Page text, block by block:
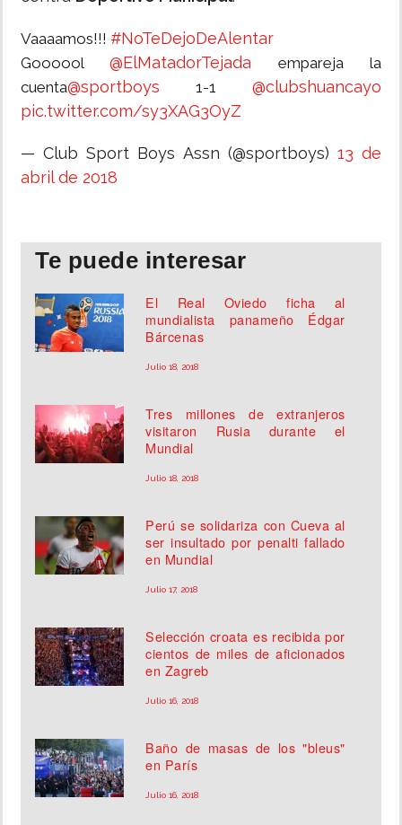
Vaaaamos!!! #NoTeDejoDeAlentar
Goooool@ElMatadorTejada empareja la
cuenta@sportboys 1-1 @clubshuancayo
pic.twitter.com/sy3XAG3OyZ
— Club Sport Boys Assn (@sportboys) 13 de
abril de 2018
Te puede interesar
El Real Oviedo ficha al
mundialista panameño Édgar
Bárcenas
Julio 18, 2018
Tres millones de extranjeros
visitaron Rusia durante el
Mundial
Julio 18, 2018
Perú se solidariza con Cueva al
ser insultado por penalti fallado
en Mundial
Julio 17, 2018
Selección croata es recibida por
cientos de miles de aficionados
en Zagreb
Julio 16, 2018
Baño de masas de los "bleus"
en París
Julio 16, 2018